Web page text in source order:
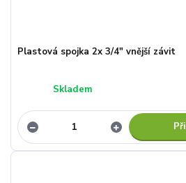
Plastová spojka 2x 3/4" vnější závit
Skladem